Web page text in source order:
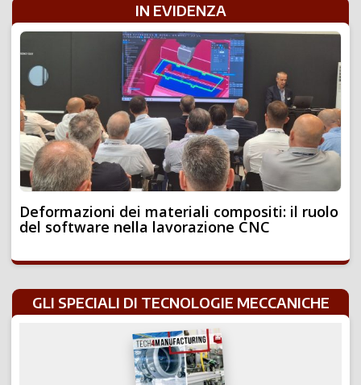
IN EVIDENZA
Deformazioni dei materiali compositi: il ruolo
del software nella lavorazione CNC
GLI SPECIALI DI TECNOLOGIE MECCANICHE